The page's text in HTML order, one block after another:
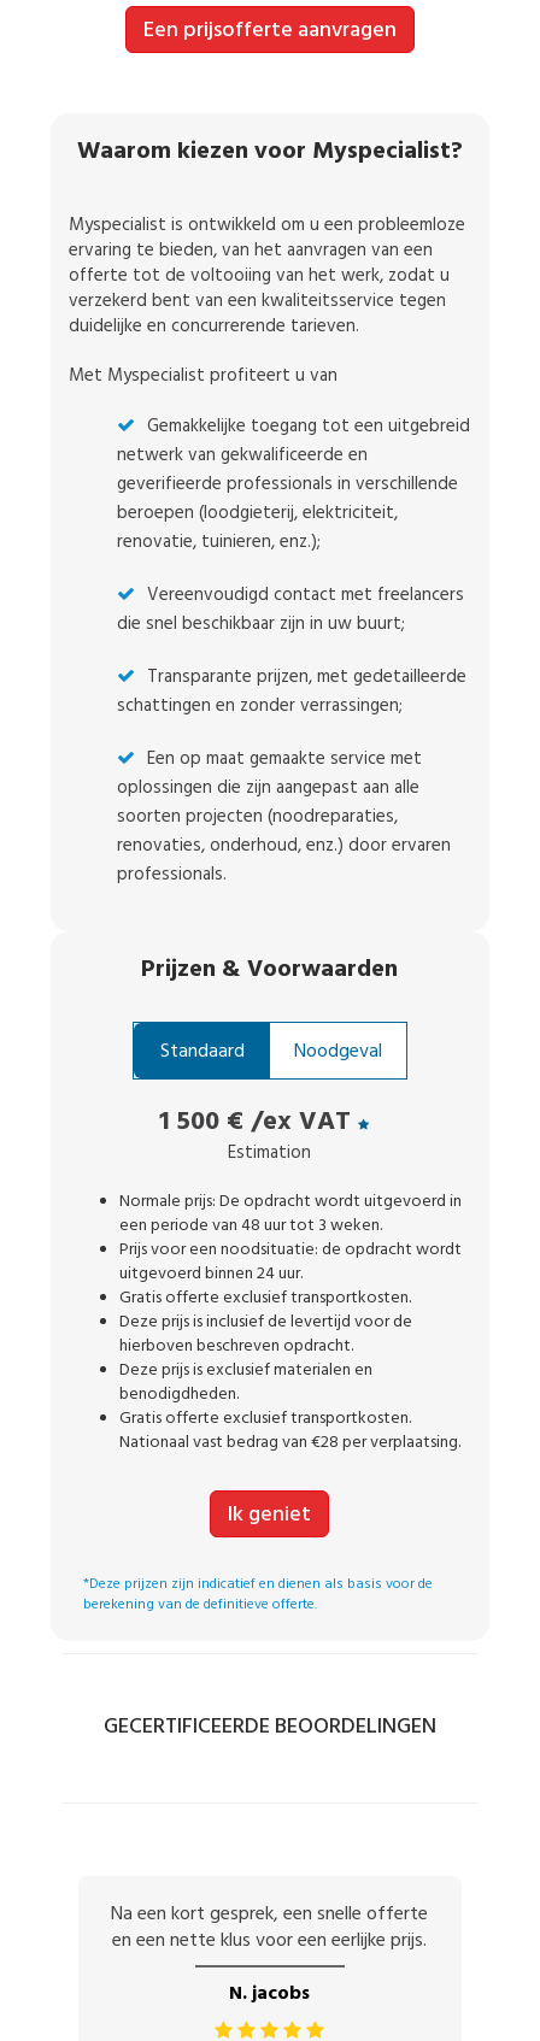
Een prijsofferte aanvragen
Waarom kiezen voor Myspecialist?
Myspecialist is ontwikkeld om u een probleemloze
ervaring te bieden, van het aanvragen van een
offerte tot de voltooiing van het werk, zodat u
verzekerd bent van een kwaliteitsservice tegen
duidelijke en concurrerende tarieven.
Met Myspecialist profiteert u van
Gemakkelijke toegang tot een uitgebreid
netwerk van gekwalificeerde en
geverifieerde professionals in verschillende
beroepen (loodgieterij, elektriciteit,
renovatie, tuinieren, enz.);
Vereenvoudigd contact met freelancers
die snel beschikbaar zijn in uw buurt;
Transparante prijzen, met gedetailleerde
schattingen en zonder verrassingen;
Een op maat gemaakte service met
oplossingen die zijn aangepast aan alle
soorten projecten (noodreparaties,
renovaties, onderhoud, enz.) door ervaren
professionals.
Prijzen & Voorwaarden
Standaard Noodgeval
1 500 € /ex VAT
Estimation
Normale prijs: De opdracht wordt uitgevoerd in
een periode van 48 uur tot 3 weken.
Prijs voor een noodsituatie: de opdracht wordt
uitgevoerd binnen 24 uur.
Gratis offerte exclusief transportkosten.
Deze prijs is inclusief de levertijd voor de
hierboven beschreven opdracht.
Deze prijs is exclusief materialen en
benodigdheden.
Gratis offerte exclusief transportkosten.
Nationaal vast bedrag van €28 per verplaatsing.
Ik geniet
*Deze prijzen zijn indicatief en dienen als basis voor de
berekening van de definitieve offerte.
GECERTIFICEERDE BEOORDELINGEN
Na een kort gesprek, een snelle offerte
en een nette klus voor een eerlijke prijs.
N. jacobs